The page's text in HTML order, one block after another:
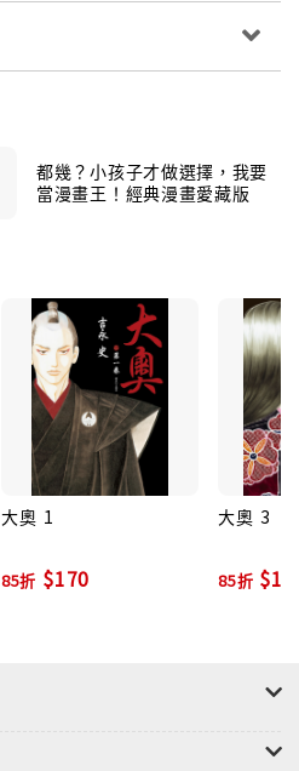
都幾？小孩子才做選擇，我要
當漫畫王！經典漫畫愛藏版
大奧 1
85折 $170
大奧 3
85折